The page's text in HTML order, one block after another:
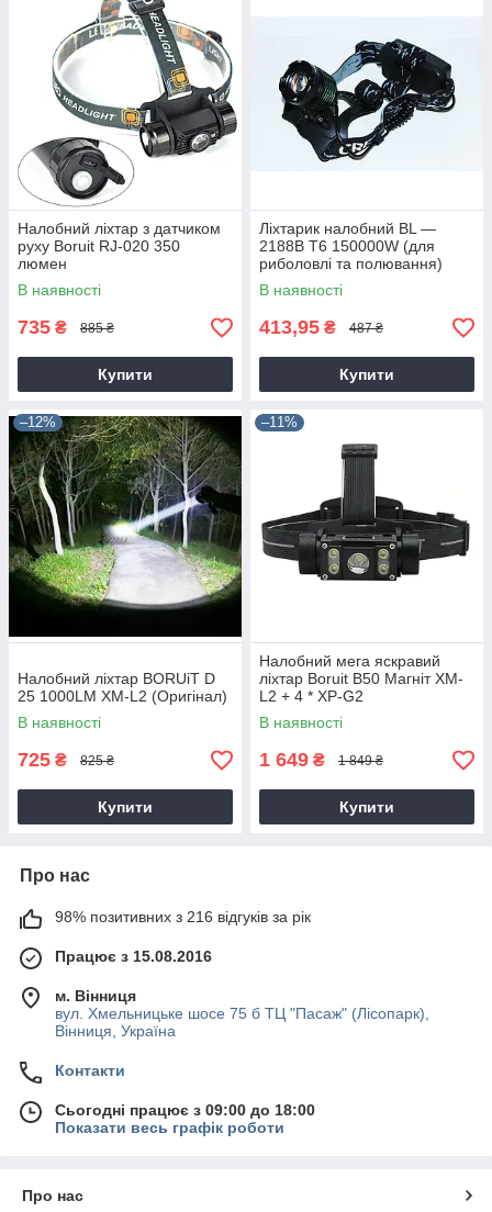
Налобний ліхтар з датчиком
руху Boruit RJ-020 350
люмен
В наявності
735 ₴ 885 ₴
Купити
Ліхтарик налобний BL —
2188B Т6 150000W (для
риболовлі та полювання)
В наявності
413,95 ₴ 487 ₴
Купити
–12%
Налобний ліхтар BORUiT D
25 1000LM XM-L2 (Оригінал)
В наявності
725 ₴ 825 ₴
Купити
–11%
Налобний мега яскравий
ліхтар Boruit B50 Магніт XM-
L2 + 4 * XP-G2
В наявності
1 649 ₴ 1 849 ₴
Купити
Про нас
98% позитивних з 216 відгуків за рік
Працює з 15.08.2016
м. Вінниця
вул. Хмельницьке шосе 75 б ТЦ "Пасаж" (Лісопарк),
Вінниця, Україна
Контакти
Сьогодні працює з 09:00 до 18:00
Показати весь графік роботи
Про нас